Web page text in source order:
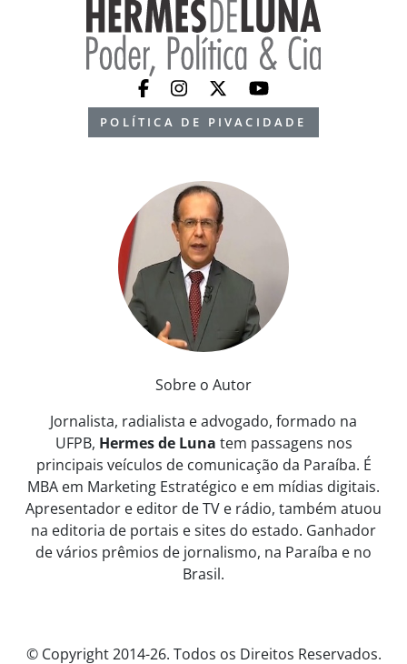
POLÍTICA DE PIVACIDADE
Sobre o Autor
Jornalista, radialista e advogado, formado na
UFPB, Hermes de Luna tem passagens nos
principais veículos de comunicação da Paraíba. É
MBA em Marketing Estratégico e em mídias digitais.
Apresentador e editor de TV e rádio, também atuou
na editoria de portais e sites do estado. Ganhador
de vários prêmios de jornalismo, na Paraíba e no
Brasil.
© Copyright 2014-26. Todos os Direitos Reservados.